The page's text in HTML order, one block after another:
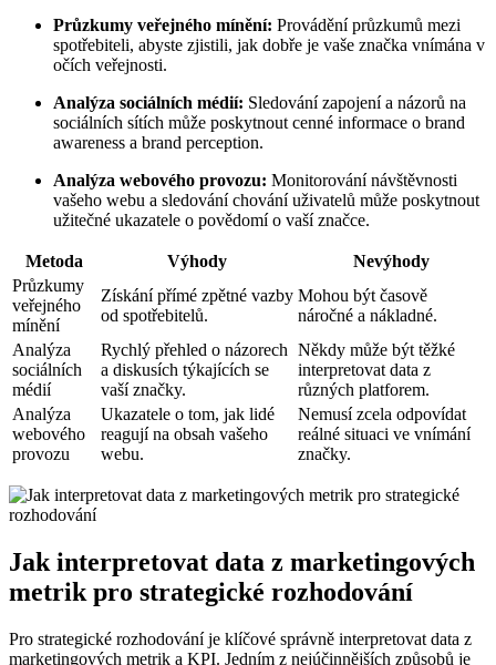
Průzkumy veřejného mínění: Provádění průzkumů mezi
spotřebiteli, abyste zjistili, jak dobře je vaše značka vnímána v
očích veřejnosti.
Analýza sociálních médií: Sledování zapojení a názorů na
sociálních sítích může poskytnout cenné informace o brand
awareness a brand perception.
Analýza webového provozu: Monitorování návštěvnosti
vašeho webu a sledování chování uživatelů může poskytnout
užitečné ukazatele o povědomí o vaší značce.
Metoda Výhody
Nevýhody
Průzkumy
veřejného
mínění
Získání přímé zpětné vazby
od spotřebitelů.
Mohou být časově
náročné a nákladné.
Analýza
sociálních
médií
Rychlý přehled o názorech
a diskusích týkajících se
vaší značky.
Někdy může být těžké
interpretovat data z
různých platforem.
Analýza
webového
provozu
Ukazatele o tom, jak lidé
reagují na obsah vašeho
webu.
Nemusí zcela odpovídat
reálné situaci ve vnímání
značky.
Jak interpretovat data z marketingových
metrik pro strategické rozhodování
Pro strategické rozhodování je klíčové správně interpretovat data z
marketingových metrik a KPI. Jedním z nejúčinnějších způsobů je